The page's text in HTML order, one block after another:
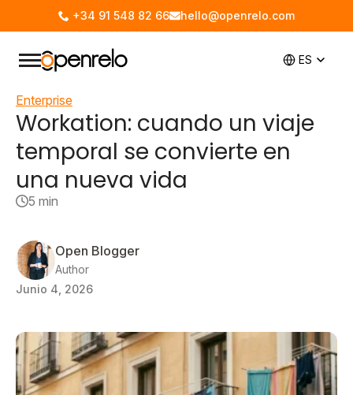
+34 91 548 82 66 hello@openrelo.com
ES
Enterprise
Workation: cuando un viaje
temporal se convierte en
una nueva vida
5 min
Open Blogger
Author
Junio 4, 2026